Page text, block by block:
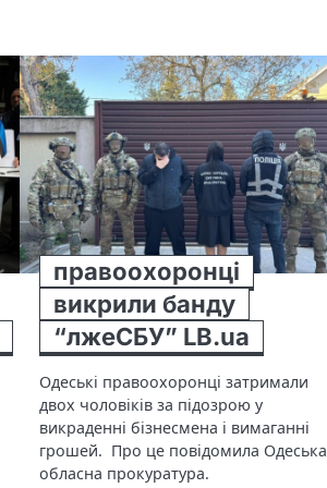
правоохоронці
викрили банду
“лжеСБУ” LB.ua
Одеські правоохоронці затримали
двох чоловіків за підозрою у
викраденні бізнесмена і вимаганні
грошей. Про це повідомила Одеська
обласна прокуратура.